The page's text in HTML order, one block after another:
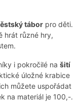
tábor pro děti.
hrát různé hry,
i pokročilé na šití
úložné krabice
můžete uspořádat
na materiál je 100,-.